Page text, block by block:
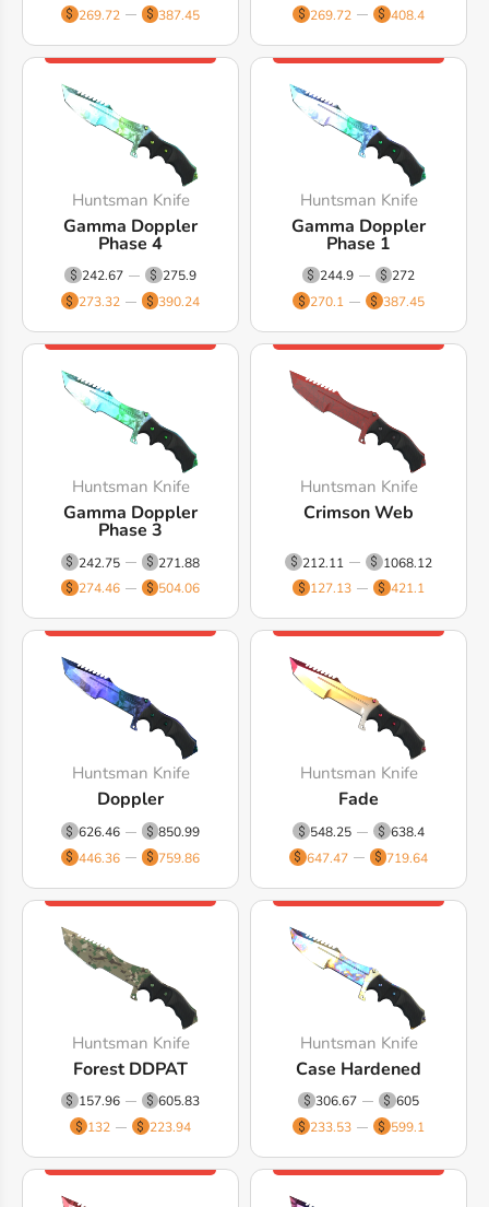
269.72
387.45
269.72
408.4
Huntsman Knife
Gamma Doppler
Phase 4
242.67
275.9
273.32
390.24
Huntsman Knife
Gamma Doppler
Phase 1
244.9
272
270.1
387.45
Huntsman Knife
Gamma Doppler
Phase 3
242.75
271.88
274.46
504.06
Huntsman Knife
Crimson Web
212.11
1068.12
127.13
421.1
Huntsman Knife
Doppler
626.46
850.99
446.36
759.86
Huntsman Knife
Fade
548.25
638.4
647.47
719.64
Huntsman Knife
Forest DDPAT
157.96
605.83
132
223.94
Huntsman Knife
Case Hardened
306.67
605
233.53
599.1